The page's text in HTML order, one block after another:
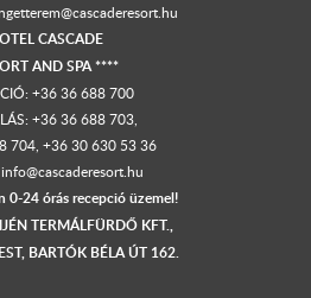
CASCADE
AND SPA ****
+36 36 688 700
+36 36 688 703,
704 +36 30 630 53 36
info@cascaderesort.hu
0-24 órás recepció üzemel!
TERMÁLFÜRDŐ KFT.,
BARTÓK BÉLA ÚT 162.